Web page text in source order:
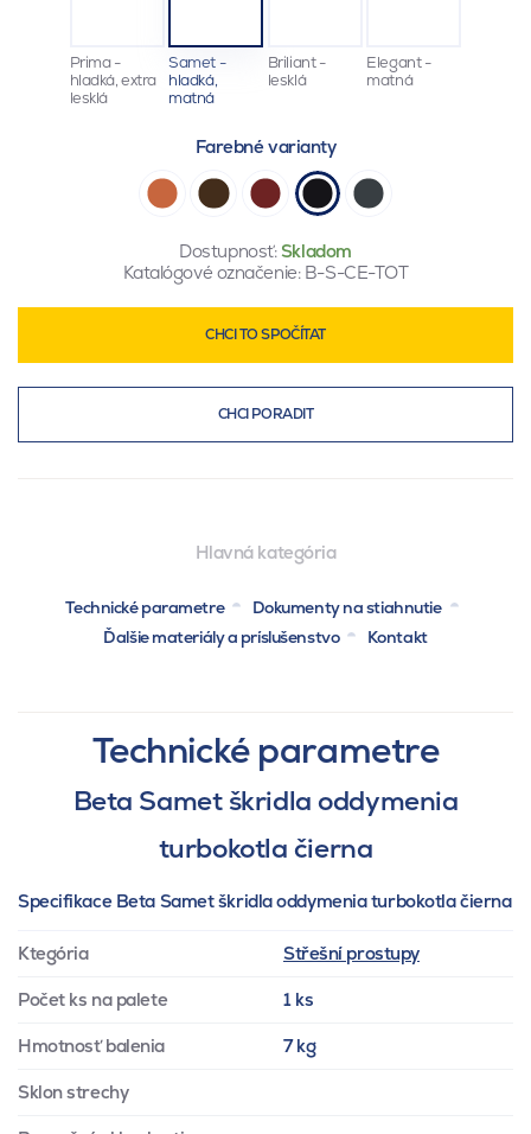
Prima -
hladká, extra
lesklá
Samet -
hladká,
matná
Briliant -
lesklá
Elegant -
matná
Farebné varianty
Dostupnosť:Skladom
Katalógové označenie: B-S-CE-TOT
CHCI TO SPOČÍTAT
CHCI PORADIT
Hlavná kategória
Technické parametre
Dokumenty na stiahnutie
Ďalšie materiály a príslušenstvo
Kontakt
Technické parametre
Beta Samet škridla oddymenia
turbokotla čierna
Specifikace Beta Samet škridla oddymenia turbokotla čierna
Ktegória Střešní prostupy
Počet ks na palete 1 ks
Hmotnosť balenia 7 kg
Sklon strechy